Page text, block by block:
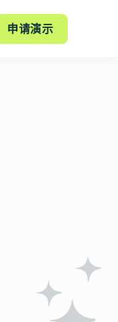
申请演示